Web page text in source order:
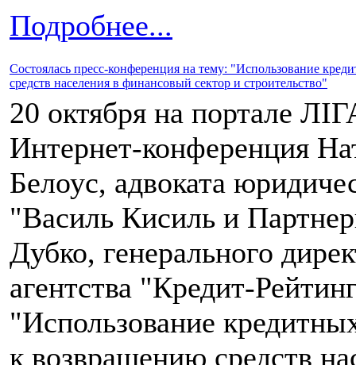
Подробнее...
Состоялась пресс-конференция на тему: "Использование
средств населения в финансовый сектор и строительство"
20 октября на портале
Интернет-конференция
Белоус, адвоката
"Василь Кисиль и
Дубко, генерального
агентства "Кредит-
"Использование
к возвращению средств